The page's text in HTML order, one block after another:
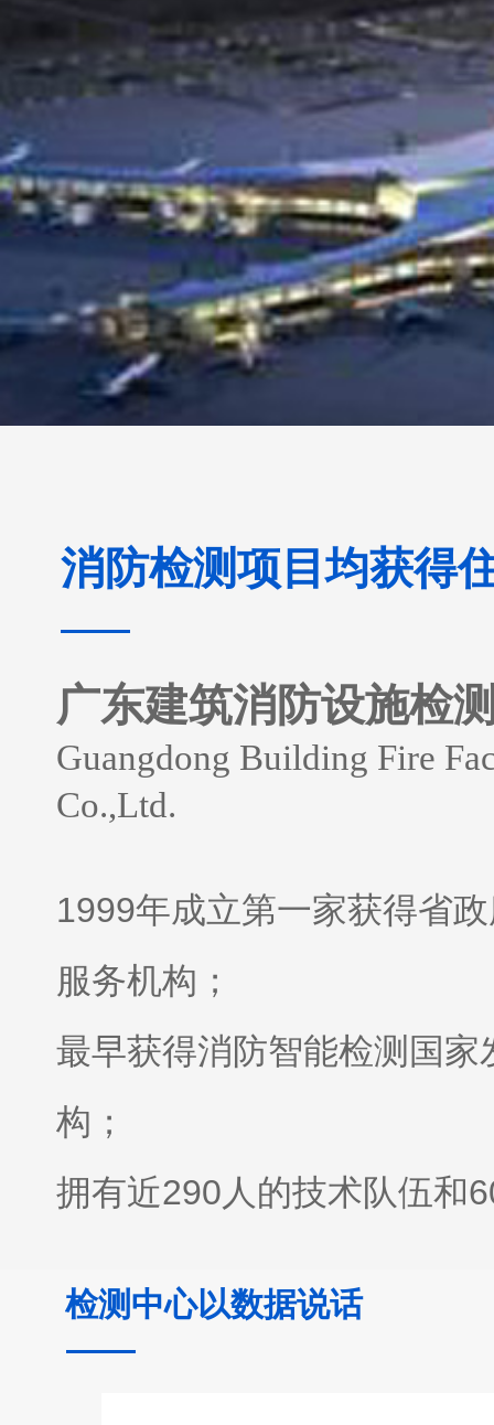
消防检测项目均获得
广东建筑消防设施检
Guangdong Building Fire
Co.,Ltd.
1999年成立第一家获得省
服务机构；
最早获得消防智能检测国
构；
拥有近290人的技术队伍和
连续两年获得广东省人民
检测中心以数据说话